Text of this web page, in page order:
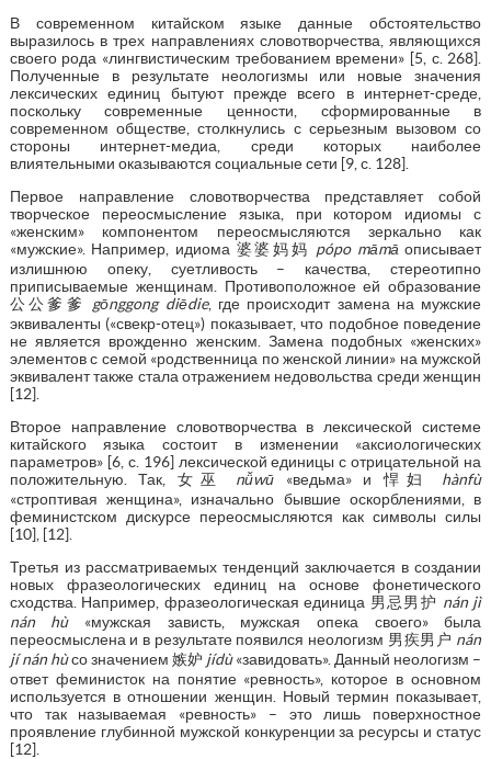
В современном китайском языке данные обстоятельство
выразилось в трех направлениях словотворчества, являющихся
своего рода «лингвистическим требованием времени» [5, с. 268].
Полученные в результате неологизмы или новые значения
лексических единиц бытуют прежде всего в интернет-среде,
поскольку современные ценности, сформированные в
современном обществе, столкнулись с серьезным вызовом со
стороны интернет-медиа, среди которых наиболее
влиятельными оказываются социальные сети [9, с. 128].
Первое направление словотворчества представляет собой
творческое переосмысление языка, при котором идиомы с
«женским» компонентом переосмысляются зеркально как
«мужские». Например, идиома 婆婆妈妈 pópo māmā описывает
излишнюю опеку, суетливость – качества, стереотипно
приписываемые женщинам. Противоположное ей образование
公公爹爹 gōnggong diēdie, где происходит замена на мужские
эквиваленты («свекр-отец») показывает, что подобное поведение
не является врожденно женским. Замена подобных «женских»
элементов с семой «родственница по женской линии» на мужской
эквивалент также стала отражением недовольства среди женщин
[12].
Второе направление словотворчества в лексической системе
китайского языка состоит в изменении «аксиологических
параметров» [6, с. 196] лексической единицы с отрицательной на
положительную. Так, 女巫 nǚwū «ведьма» и 悍妇 hànfù
«строптивая женщина», изначально бывшие оскорблениями, в
феминистском дискурсе переосмысляются как символы силы
[10], [12].
Третья из рассматриваемых тенденций заключается в создании
новых фразеологических единиц на основе фонетического
сходства. Например, фразеологическая единица 男忌男护 nán jì
nán hù«мужская зависть, мужская опека своего» была
переосмыслена и в результате появился неологизм 男疾男户 nán
jí nán hùсо значением 嫉妒 jídù«завидовать». Данный неологизм –
ответ феминисток на понятие «ревность», которое в основном
используется в отношении женщин. Новый термин показывает,
что так называемая «ревность» – это лишь поверхностное
проявление глубинной мужской конкуренции за ресурсы и статус
[12].